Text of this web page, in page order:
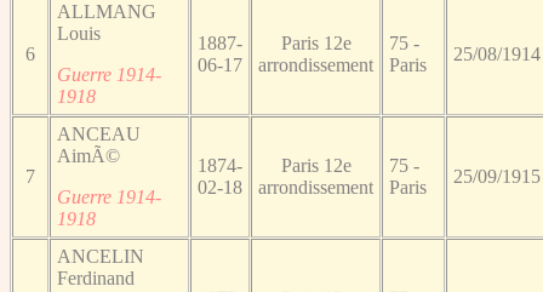
6
ALLMANG
Louis
Guerre 1914-
1918
1887-
06-17
Paris 12e
arrondissement
75 -
Paris
25/08/1914
7
ANCEAU
AimÃ©
Guerre 1914-
1918
1874-
02-18
Paris 12e
arrondissement
75 -
Paris
25/09/1915
ANCELIN
Ferdinand